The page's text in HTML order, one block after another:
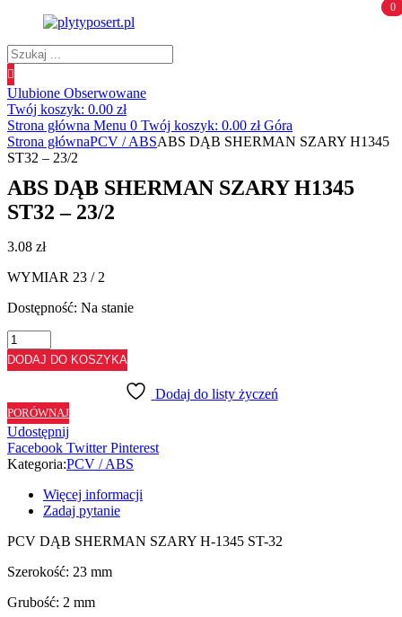
Wyszukiwanie
produktów
0
Ulubione Obserwowane
0
Twój koszyk: 0.00 zł
Strona główna Menu 0 Twój koszyk: 0.00 zł Góra
Strona głównaPCV / ABSABS DĄB SHERMAN SZARY H1345
ST32 – 23/2
ABS DĄB SHERMAN SZARY H1345
ST32 – 23/2
3.08 zł
WYMIAR 23 / 2
Dostępność: Na stanie
ilość
ABS
DĄB
SZARY
H1345
ST32
-
23/2
DODAJ DO KOSZYKA
Dodaj do listy życzeń
PORÓWNAJ
Udostępnij
Facebook Twitter Pinterest
Kategoria:PCV / ABS
Więcej informacji
Zadaj pytanie
PCV DĄB SHERMAN SZARY H-1345 ST-32
Szerokość: 23 mm
Grubość: 2 mm